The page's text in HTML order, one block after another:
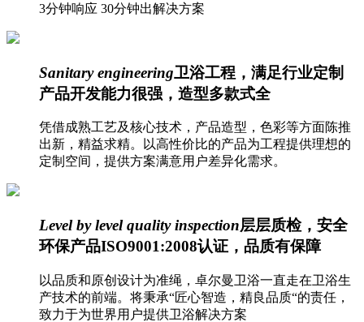
3分钟响应 30分钟出解决方案
Sanitary engineering卫浴工程，满足行业定制
产品开发能力很强，造型多款式全
凭借成熟工艺及核心技术，产品造型，色彩等方面陈推
出新，精益求精。以高性价比的产品为工程提供理想的
定制空间，提供方案满意用户差异化需求。
Level by level quality inspection层层质检，安全
环保产品ISO9001:2008认证，品质有保障
以品质和原创设计为准绳，卓尔曼卫浴一直走在卫浴生
产技术的前端。将秉承“匠心智造，精良品质“的责任，
致力于为世界用户提供卫浴解决方案